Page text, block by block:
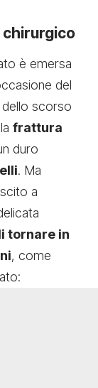
è emersa
del
dello scorso
frattura
duro
. Ma
a
tornare in
, come